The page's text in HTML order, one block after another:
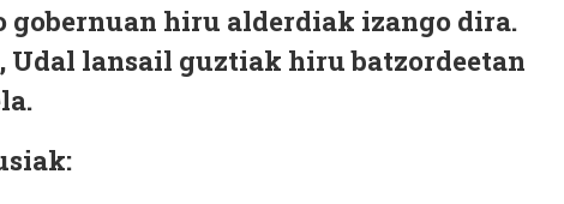
gobernuan hiru alderdiak izango dira.
Udal lansail guztiak hiru batzordeetan